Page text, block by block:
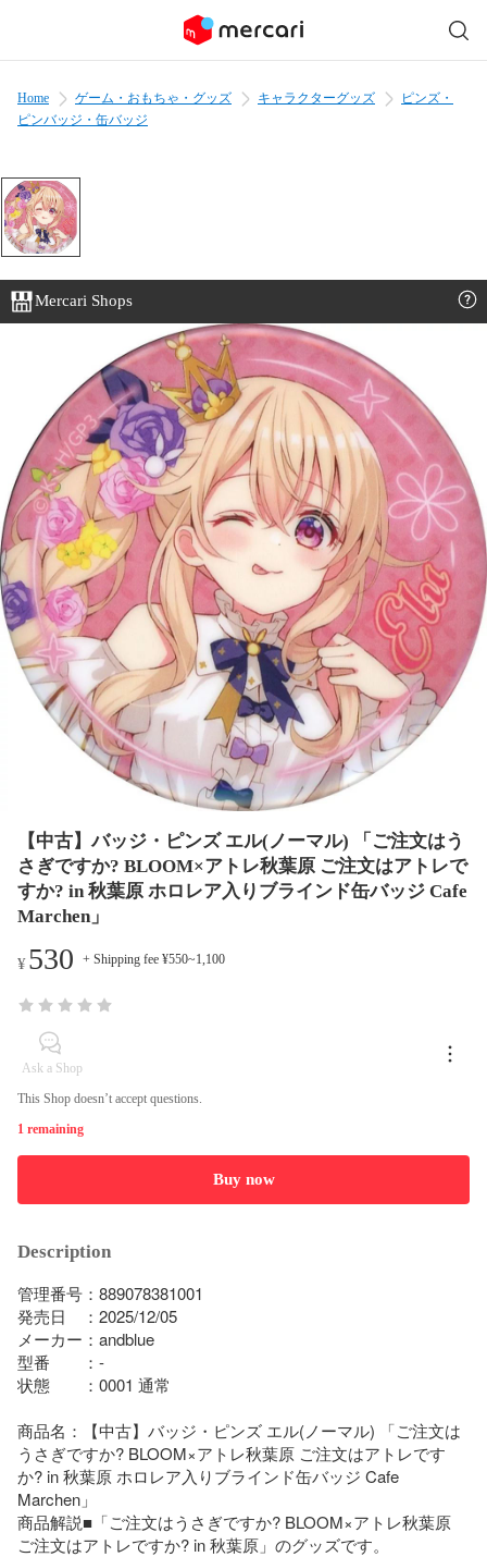
Home ゲーム・おもちゃ・グッズ キャラクターグッズ
ピンズ・
ピンバッジ・缶バッジ
Mercari Shops
【中古】バッジ・ピンズ エル(ノーマル) 「ご注文はう
さぎですか? BLOOM×アトレ秋葉原 ご注文はアトレで
すか? in 秋葉原 ホロレア入りブラインド缶バッジ Cafe
Marchen」
¥530 + Shipping fee ¥550~1,100
Ask a Shop
This Shop doesn’t accept questions.
1 remaining
Buy now
Description
管理番号：889078381001
発売日　：2025/12/05
メーカー：andblue
型番　　：-
状態　　：0001 通常
商品名：【中古】バッジ・ピンズ エル(ノーマル) 「ご注文は
うさぎですか? BLOOM×アトレ秋葉原 ご注文はアトレです
か? in 秋葉原 ホロレア入りブラインド缶バッジ Cafe
Marchen」
商品解説■「ご注文はうさぎですか? BLOOM×アトレ秋葉原
ご注文はアトレですか? in 秋葉原」のグッズです。